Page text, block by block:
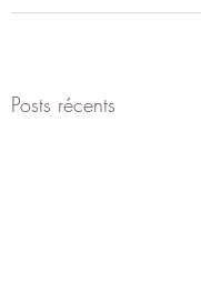
Posts récents